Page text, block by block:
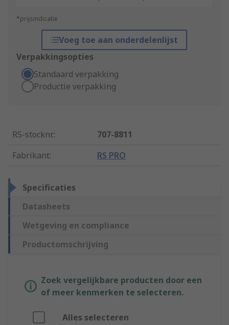
*prijsindicatie
Voeg toe aan onderdelenlijst
Verpakkingsopties
Standaard verpakking
Productie verpakking
RS-stocknr.:
707-8811
Fabrikant: RS PRO
Specificaties
Datasheets
Wetgeving en compliance
Productomschrijving
Zoek vergelijkbare producten door een
of meer kenmerken te selecteren.
Alles selecteren